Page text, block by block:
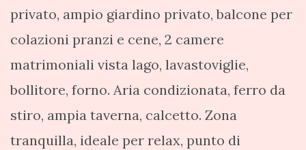
privato, ampio giardino privato, balcone per
colazioni pranzi e cene, 2 camere
matrimoniali vista lago, lavastoviglie,
bollitore, forno. Aria condizionata, ferro da
stiro, ampia taverna, calcetto. Zona
tranquilla, ideale per relax, punto di